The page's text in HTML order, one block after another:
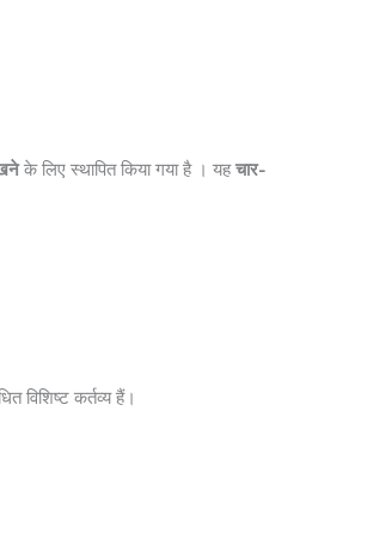
के लिए स्थापित किया गया है । यहचार-
विशिष्ट कर्तव्य हैं।